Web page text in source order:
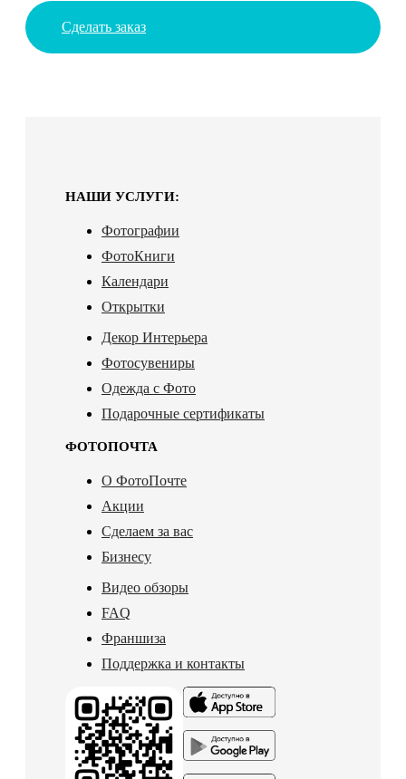
Сделать заказ
НАШИ УСЛУГИ:
Фотографии
ФотоКниги
Календари
Открытки
Декор Интерьера
Фотосувениры
Одежда с Фото
Подарочные сертификаты
ФОТОПОЧТА
О ФотоПочте
Акции
Сделаем за вас
Бизнесу
Видео обзоры
FAQ
Франшиза
Поддержка и контакты